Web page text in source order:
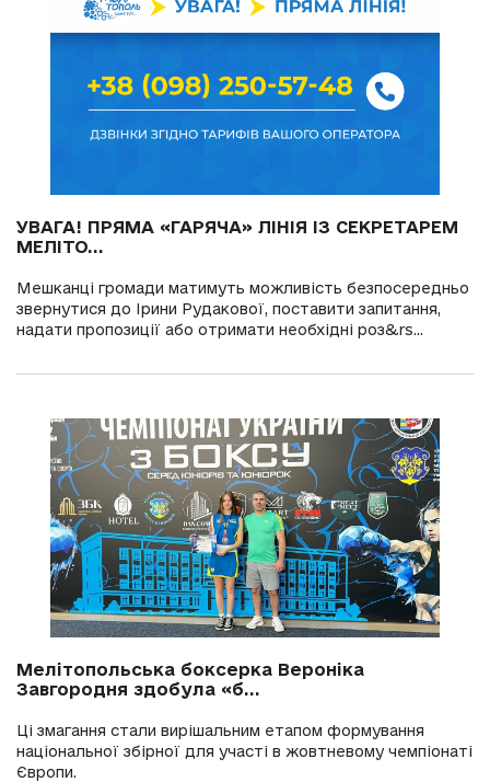
УВАГА! ПРЯМА «ГАРЯЧА» ЛІНІЯ ІЗ СЕКРЕТАРЕМ
МЕЛІТО...
Мешканці громади матимуть можливість безпосередньо
звернутися до Ірини Рудакової, поставити запитання,
надати пропозиції або отримати необхідні роз&rs...
Мелітопольська боксерка Вероніка
Завгородня здобула «б...
Ці змагання стали вирішальним етапом формування
національної збірної для участі в жовтневому чемпіонаті
Європи.